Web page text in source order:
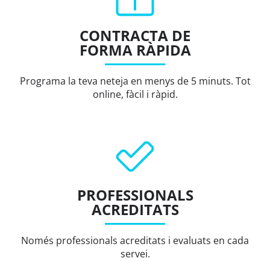
CONTRACTA DE
FORMA RÀPIDA
Programa la teva neteja en menys de 5 minuts. Tot
online, fàcil i ràpid.
PROFESSIONALS
ACREDITATS
Només professionals acreditats i evaluats en cada
servei.